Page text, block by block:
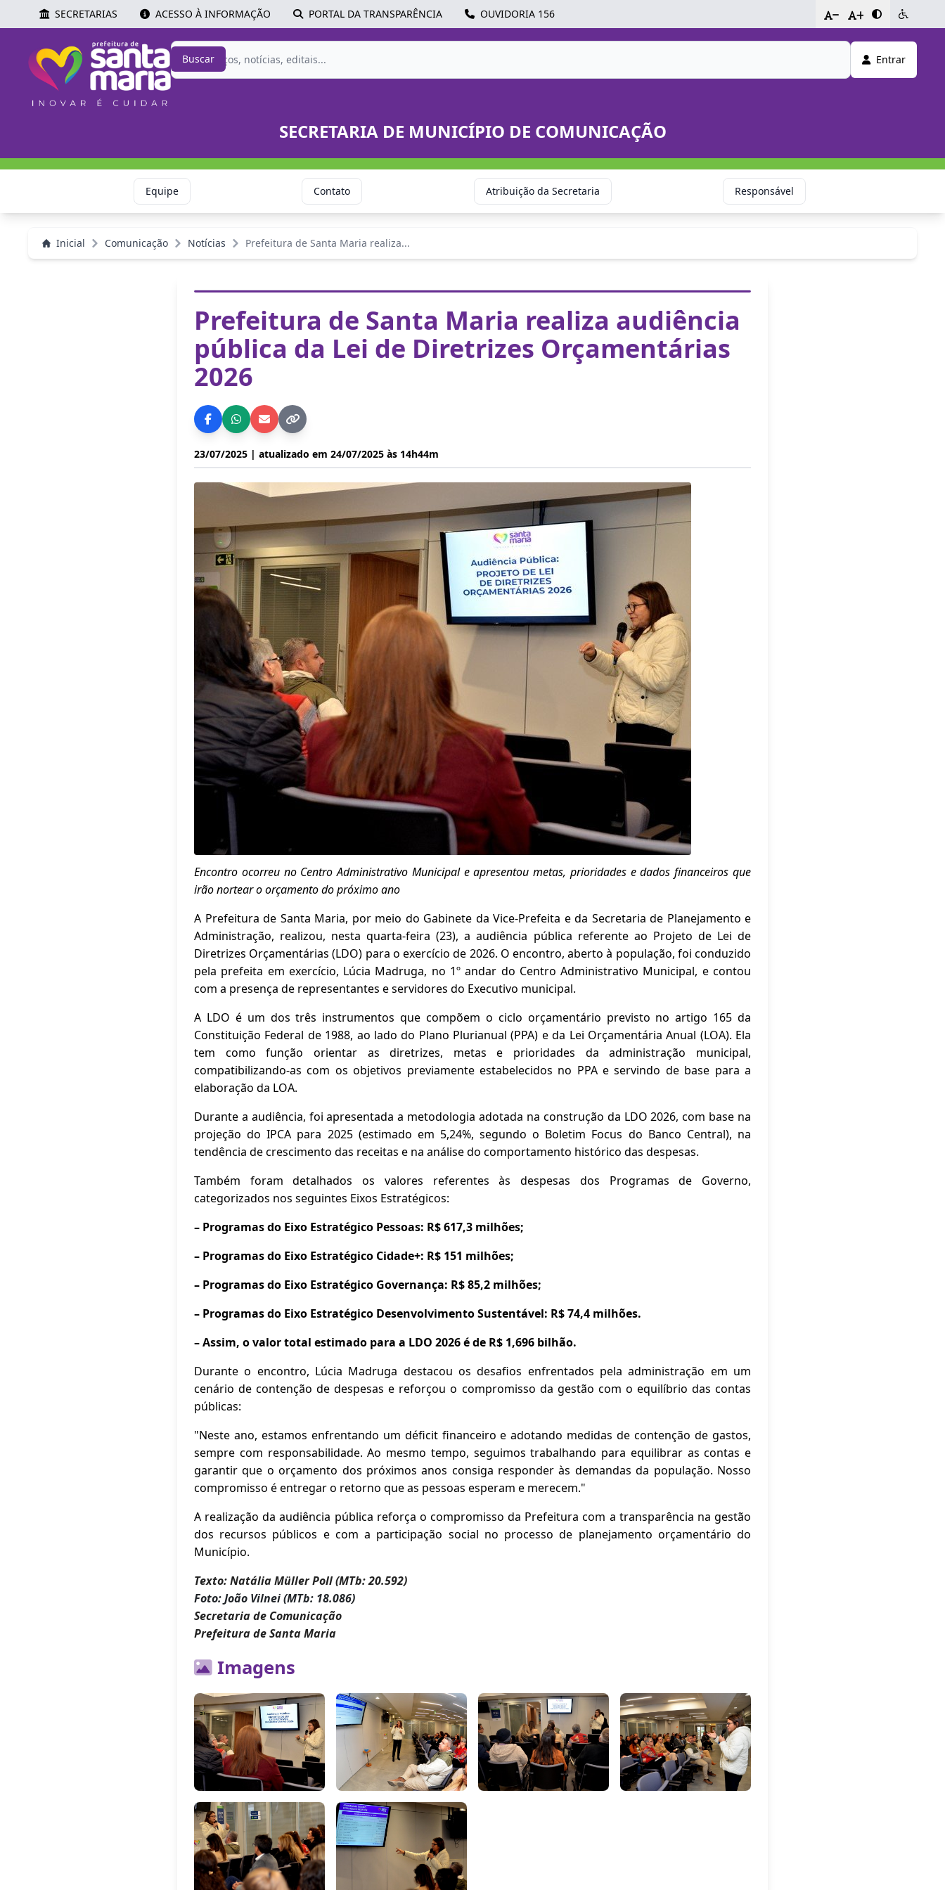
SECRETARIAS ACESSO À INFORMAÇÃO PORTAL DA TRANSPARÊNCIA OUVIDORIA 156 - +
Buscar Entrar
SECRETARIA DE MUNICÍPIO DE COMUNICAÇÃO
Equipe Contato Atribuição da Secretaria Responsável
Inicial Comunicação Notícias Prefeitura de Santa Maria realiza...
Prefeitura de Santa Maria realiza audiência
pública da Lei de Diretrizes Orçamentárias
2026
23/07/2025 | atualizado em 24/07/2025 às 14h44m
Encontro ocorreu no Centro Administrativo Municipal e apresentou metas, prioridades e dados financeiros que
irão nortear o orçamento do próximo ano
A Prefeitura de Santa Maria, por meio do Gabinete da Vice-Prefeita e da Secretaria de Planejamento e
Administração, realizou, nesta quarta-feira (23), a audiência pública referente ao Projeto de Lei de
Diretrizes Orçamentárias (LDO) para o exercício de 2026. O encontro, aberto à população, foi conduzido
pela prefeita em exercício, Lúcia Madruga, no 1º andar do Centro Administrativo Municipal, e contou
com a presença de representantes e servidores do Executivo municipal.
A LDO é um dos três instrumentos que compõem o ciclo orçamentário previsto no artigo 165 da
Constituição Federal de 1988, ao lado do Plano Plurianual (PPA) e da Lei Orçamentária Anual (LOA). Ela
tem como função orientar as diretrizes, metas e prioridades da administração municipal,
compatibilizando-as com os objetivos previamente estabelecidos no PPA e servindo de base para a
elaboração da LOA.
Durante a audiência, foi apresentada a metodologia adotada na construção da LDO 2026, com base na
projeção do IPCA para 2025 (estimado em 5,24%, segundo o Boletim Focus do Banco Central), na
tendência de crescimento das receitas e na análise do comportamento histórico das despesas.
Também foram detalhados os valores referentes às despesas dos Programas de Governo,
categorizados nos seguintes Eixos Estratégicos:
– Programas do Eixo Estratégico Pessoas: R$ 617,3 milhões;
– Programas do Eixo Estratégico Cidade+: R$ 151 milhões;
– Programas do Eixo Estratégico Governança: R$ 85,2 milhões;
– Programas do Eixo Estratégico Desenvolvimento Sustentável: R$ 74,4 milhões.
– Assim, o valor total estimado para a LDO 2026 é de R$ 1,696 bilhão.
Durante o encontro, Lúcia Madruga destacou os desafios enfrentados pela administração em um
cenário de contenção de despesas e reforçou o compromisso da gestão com o equilíbrio das contas
públicas:
"Neste ano, estamos enfrentando um déficit financeiro e adotando medidas de contenção de gastos,
sempre com responsabilidade. Ao mesmo tempo, seguimos trabalhando para equilibrar as contas e
garantir que o orçamento dos próximos anos consiga responder às demandas da população. Nosso
compromisso é entregar o retorno que as pessoas esperam e merecem."
A realização da audiência pública reforça o compromisso da Prefeitura com a transparência na gestão
dos recursos públicos e com a participação social no processo de planejamento orçamentário do
Município.
Texto: Natália Müller Poll (MTb: 20.592)
Foto: João Vilnei (MTb: 18.086)
Secretaria de Comunicação
Prefeitura de Santa Maria
Imagens